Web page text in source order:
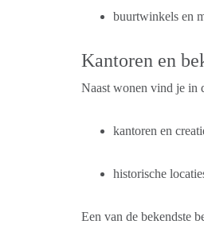
buurtwinkels en
Kantoren en
Naast wonen vind je in
kantoren en
historische
Een van de bekendste